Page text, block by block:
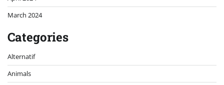
March 2024
Categories
Alternatif
Animals